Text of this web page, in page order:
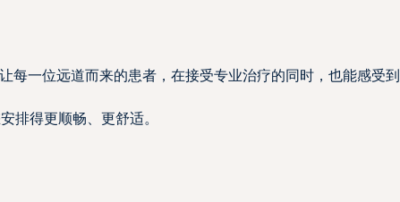
一位远道而来的患者，在接受专业治疗的同时，也能感受到
排得更顺畅、更舒适。